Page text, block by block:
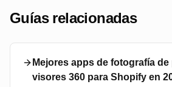
Guías relacionadas
Mejores apps de fotografía
visores 360 para Shopify en